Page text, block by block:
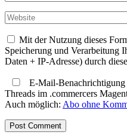
Mit der Nutzung dieses
Speicherung und Verarbeitung
Daten + IP-Adresse) durch
E-Mail-Benachrichtigung
Threads im .commercers
Auch möglich: Abo ohne